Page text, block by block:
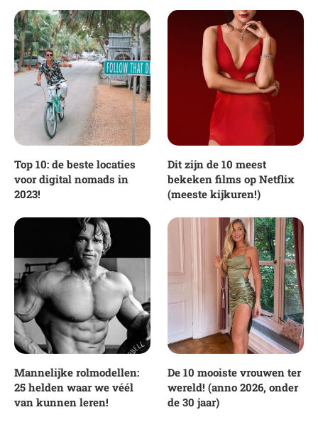
Top 10: de beste locaties
voor digital nomads in
2023!
Dit zijn de 10 meest
bekeken films op Netflix
(meeste kijkuren!)
Mannelijke rolmodellen:
25 helden waar we véél
van kunnen leren!
De 10 mooiste vrouwen ter
wereld! (anno 2026, onder
de 30 jaar)